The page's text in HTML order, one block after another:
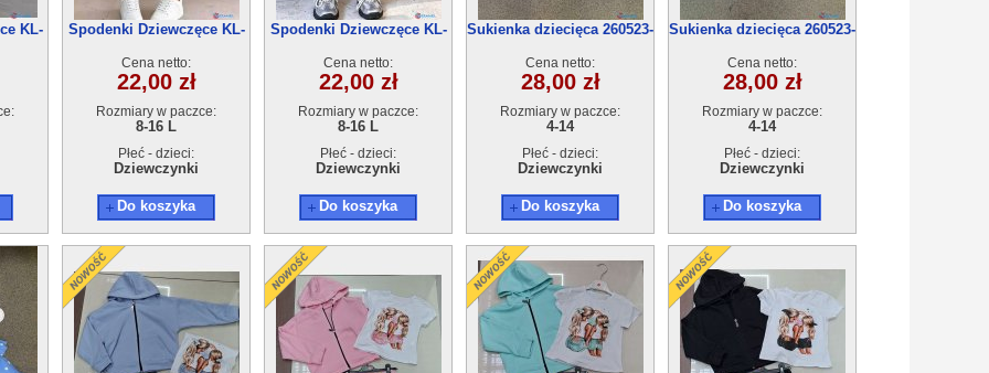
KL-
Spodenki Dziewczęce KL-
Cena netto:
22,00 zł
Rozmiary w paczce:
8-16 L
Płeć - dzieci:
Dziewczynki
Do koszyka
Spodenki Dziewczęce KL-
Cena netto:
22,00 zł
Rozmiary w paczce:
8-16 L
Płeć - dzieci:
Dziewczynki
Do koszyka
Sukienka dziecięca 260523-
Cena netto:
28,00 zł
Rozmiary w paczce:
4-14
Płeć - dzieci:
Dziewczynki
Do koszyka
Sukienka dziecięca 260523-
Cena netto:
28,00 zł
Rozmiary w paczce:
4-14
Płeć - dzieci:
Dziewczynki
Do koszyka